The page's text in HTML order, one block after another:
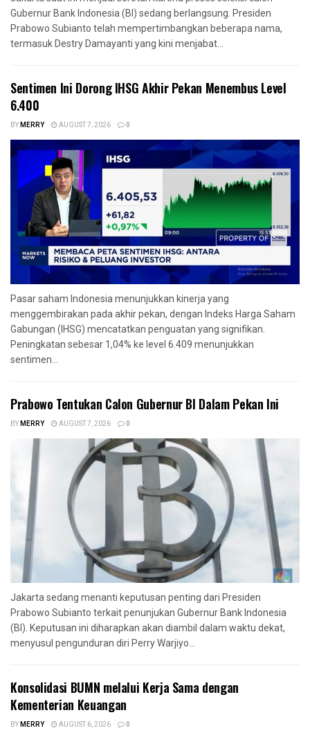
Gubernur Bank Indonesia (BI) sedang berlangsung. Presiden
Prabowo Subianto telah mempertimbangkan beberapa nama,
termasuk Destry Damayanti yang kini menjabat...
Sentimen Ini Dorong IHSG Akhir Pekan Menembus Level
6.400
BYMERRY AUGUST 7, 2026 0
Pasar saham Indonesia menunjukkan kinerja yang
menggembirakan pada akhir pekan, dengan Indeks Harga Saham
Gabungan (IHSG) mencatatkan penguatan yang signifikan.
Peningkatan sebesar 1,04% ke level 6.409 menunjukkan
sentimen...
Prabowo Tentukan Calon Gubernur BI Dalam Pekan Ini
BYMERRY AUGUST 7, 2026 0
Jakarta sedang menanti keputusan penting dari Presiden
Prabowo Subianto terkait penunjukan Gubernur Bank Indonesia
(BI). Keputusan ini diharapkan akan diambil dalam waktu dekat,
menyusul pengunduran diri Perry Warjiyo...
Konsolidasi BUMN melalui Kerja Sama dengan
Kementerian Keuangan
BYMERRY AUGUST 6, 2026 0